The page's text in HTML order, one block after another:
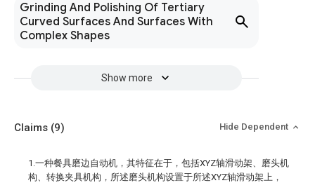
Grinding And Polishing Of Tertiary
Curved Surfaces And Surfaces With
Complex Shapes
Show more
Claims (9) Hide Dependent
1.一种餐具磨边自动机，其特征在于，包括XYZ轴滑动架、磨头机
构、转换夹具机构，所述磨头机构设置于所述XYZ轴滑动架上，